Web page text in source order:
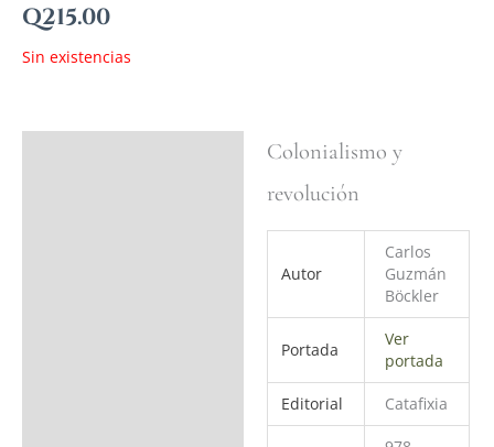
Q215.00
Sin existencias
Colonialismo y
revolución
Autor
Carlos
Guzmán
Böckler
Portada
Ver
portada
Editorial Catafixia